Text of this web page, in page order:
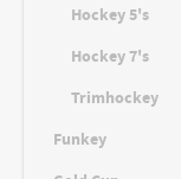
Hockey 5's
Hockey 7's
Trimhockey
Funkey